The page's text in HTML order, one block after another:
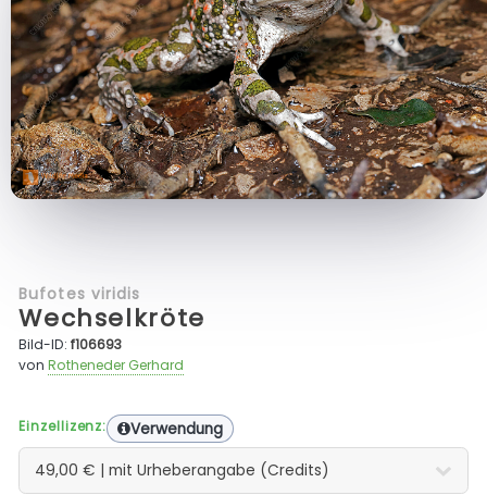
Bufotes viridis
Wechselkröte
Bild-ID:f106693
vonRotheneder Gerhard
Einzellizenz: Verwendung